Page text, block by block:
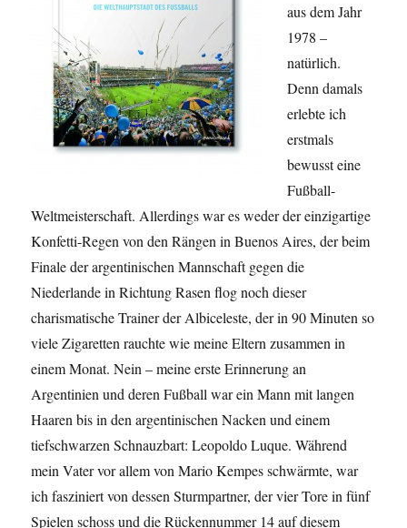
aus dem Jahr
1978 –
natürlich.
Denn damals
erlebte ich
erstmals
bewusst eine
Fußball-
Weltmeisterschaft. Allerdings war es weder der einzigartige
Konfetti-Regen von den Rängen in Buenos Aires, der beim
Finale der argentinischen Mannschaft gegen die
Niederlande in Richtung Rasen flog noch dieser
charismatische Trainer der Albiceleste, der in 90 Minuten so
viele Zigaretten rauchte wie meine Eltern zusammen in
einem Monat. Nein – meine erste Erinnerung an
Argentinien und deren Fußball war ein Mann mit langen
Haaren bis in den argentinischen Nacken und einem
tiefschwarzen Schnauzbart: Leopoldo Luque. Während
mein Vater vor allem von Mario Kempes schwärmte, war
ich fasziniert von dessen Sturmpartner, der vier Tore in fünf
Spielen schoss und die Rückennummer 14 auf diesem